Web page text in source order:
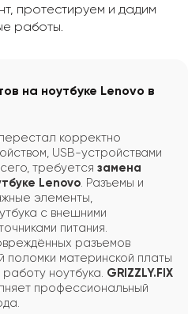
протестируем и дадим
работы.
на ноутбуке Lenovo в
перестал корректно
USB-устройствами
требуется замена
Lenovo . Разъемы и
элементы,
с внешними
питания.
разъемов
поломки материнской платы
ноутбука. GRIZZLY.FIX
профессиональный